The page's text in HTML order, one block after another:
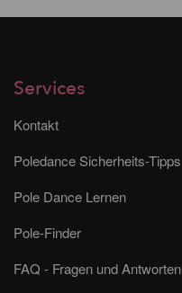
Services
Kontakt
Poledance Sicherheits-Tipps
Pole Dance Lernen
Pole-Finder
FAQ - Fragen und Antworten